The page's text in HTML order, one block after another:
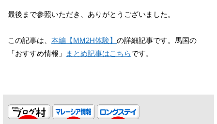
最後まで参照いただき、ありがとうございました。
この記事は、 本編【MM2H体験】 の詳細記事です。馬国の
「おすすめ情報」
まとめ記事はこちらです。